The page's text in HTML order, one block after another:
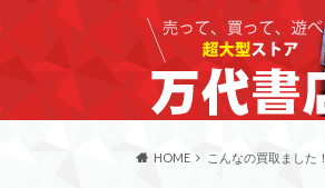
HOME こんなの買取ました！